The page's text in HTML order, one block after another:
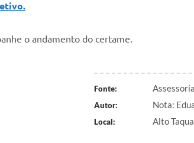
o andamento do certame.
Fonte:
Autor: Nota:
Local: Alto